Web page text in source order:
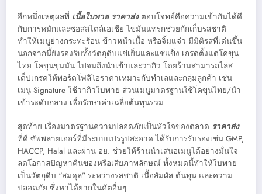
อีกหนึ่งเหตุผลที่ เนื้อใบพาย ราคาส่งตอบโจทย์คือความเข้ากันได้ดี
กับการหมักและซอสสไตล์เอเชีย ไขมันแทรกช่วยกักเก็บรสชาติ
ทำให้เมนูย่างกระทะร้อน ข้าวหน้าเนื้อ หรือจิ้มแจ่ว มีมิติรสที่เด่นขึ้น
นอกจากนี้ยังรองรับทั้งวัตถุดิบแช่เย็นและแช่แข็ง เกรดตั้งแต่โคขุน
ไทย โคขุนขุนมัน ไปจนถึงนำเข้าและวากิว โดยร้านสามารถไล่ส
เต็ปเกรดให้พอร์ตโฟลิโอราคาเหมาะกับทำเลและกลุ่มลูกค้า เช่น
เมนู Signature ใช้วากิวใบพาย ส่วนเมนูมาตรฐานใช้โคขุนไทย/นำ
เข้าระดับกลาง เพื่อรักษาค่าเฉลี่ยต้นทุนรวม
สุดท้าย เรื่องมาตรฐานความปลอดภัยเป็นหัวใจของตลาด ราคาส่ง
ที่ดี ซัพพลายเออร์ที่มีระบบแปรรูปสะอาด ได้รับการรับรองเช่น GMP,
HACCP, Halal และผ่าน อย. ช่วยให้ร้านนำเสนอเมนูได้อย่างมั่นใจ
ลดโอกาสปัญหาคืนของหรือเสียภาพลักษณ์ ทั้งหมดนี้ทำให้ใบพาย
เป็นวัตถุดิบ “สมดุล” ระหว่างรสชาติ เนื้อสัมผัส ต้นทุน และความ
ปลอดภัย ซึ่งหาได้ยากในคัตอื่นๆ